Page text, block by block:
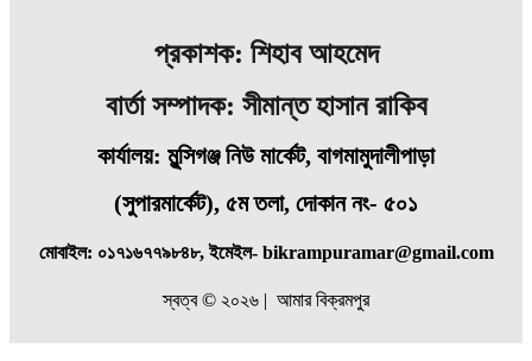
প্রকাশক: শিহাব আহমেদ
বার্তা সম্পাদক: সীমান্ত হাসান রাকিব
কার্যালয়: মুন্সিগঞ্জ নিউ মার্কেট, বাগমামুদালীপাড়া
(সুপারমার্কেট), ৫ম তলা, দোকান নং- ৫০১
মোবাইল: ০১৭১৬৭৭৯৮৪৮, ইমেইল- bikrampuramar@gmail.com
স্বত্ব © ২০২৬ | আমার বিক্রমপুর